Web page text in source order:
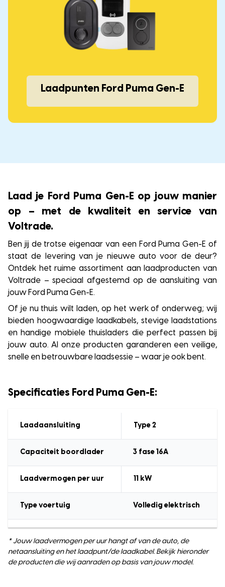
Laadpunten Ford Puma Gen-E
Laad je Ford Puma Gen-E op jouw manier
op – met de kwaliteit en service van
Voltrade.
Ben jij de trotse eigenaar van een Ford Puma Gen-E of
staat de levering van je nieuwe auto voor de deur?
Ontdek het ruime assortiment aan laadproducten van
Voltrade – speciaal afgestemd op de aansluiting van
jouw Ford Puma Gen-E.
Of je nu thuis wilt laden, op het werk of onderweg; wij
bieden hoogwaardige laadkabels, stevige laadstations
en handige mobiele thuisladers die perfect passen bij
jouw auto. Al onze producten garanderen een veilige,
snelle en betrouwbare laadsessie – waar je ook bent.
Specificaties Ford Puma Gen-E:
Laadaansluiting Type 2
Capaciteit boordlader 3 fase 16A
Laadvermogen per uur 11 kW
Type voertuig Volledig elektrisch
* Jouw laadvermogen per uur hangt af van de auto, de
netaansluiting en het laadpunt/de laadkabel. Bekijk hieronder
de producten die wij aanraden op basis van jouw model.